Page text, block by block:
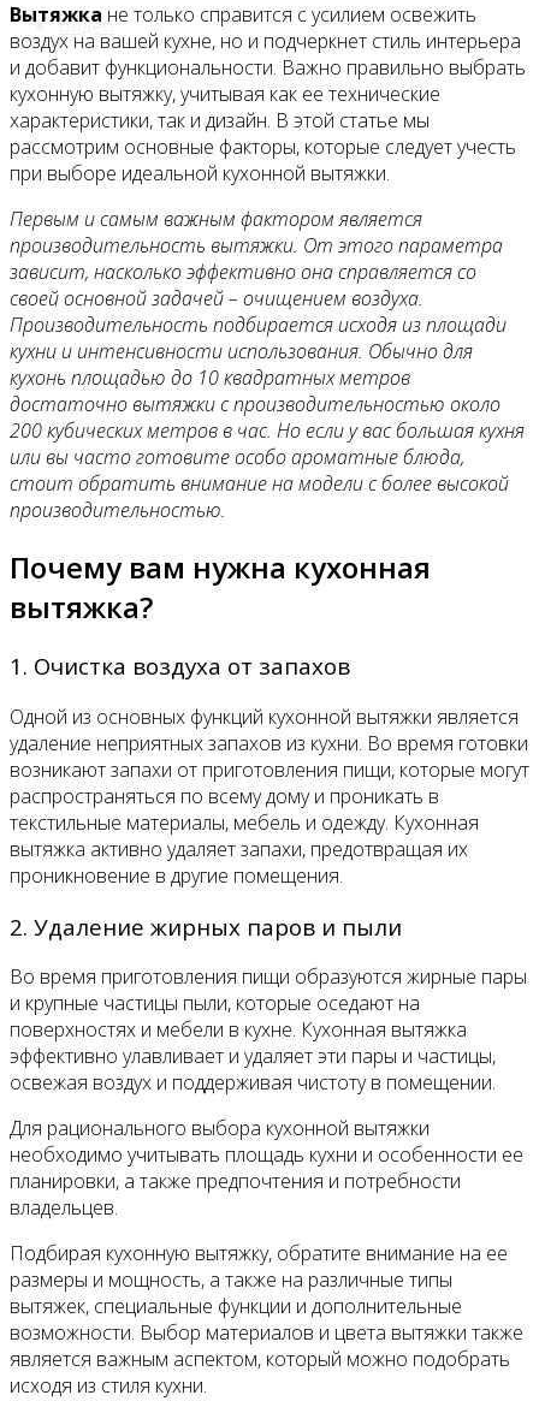
Видео
Вытяжка не только справится с усилием освежить
воздух на вашей кухне, но и подчеркнет стиль интерьера
и добавит функциональности. Важно правильно выбрать
кухонную вытяжку, учитывая как ее технические
характеристики, так и дизайн. В этой статье мы
рассмотрим основные факторы, которые следует учесть
при выборе идеальной кухонной вытяжки.
Первым и самым важным фактором является
производительность вытяжки. От этого параметра
зависит, насколько эффективно она справляется со
своей основной задачей – очищением воздуха.
Производительность подбирается исходя из площади
кухни и интенсивности использования. Обычно для
кухонь площадью до 10 квадратных метров
достаточно вытяжки с производительностью около
200 кубических метров в час. Но если у вас большая кухня
или вы часто готовите особо ароматные блюда,
стоит обратить внимание на модели с более высокой
производительностью.
Почему вам нужна кухонная
вытяжка?
1. Очистка воздуха от запахов
Одной из основных функций кухонной вытяжки является
удаление неприятных запахов из кухни. Во время готовки
возникают запахи от приготовления пищи, которые могут
распространяться по всему дому и проникать в
текстильные материалы, мебель и одежду. Кухонная
вытяжка активно удаляет запахи, предотвращая их
проникновение в другие помещения.
2. Удаление жирных паров и пыли
Во время приготовления пищи образуются жирные пары
и крупные частицы пыли, которые оседают на
поверхностях и мебели в кухне. Кухонная вытяжка
эффективно улавливает и удаляет эти пары и частицы,
освежая воздух и поддерживая чистоту в помещении.
Для рационального выбора кухонной вытяжки
необходимо учитывать площадь кухни и особенности ее
планировки, а также предпочтения и потребности
владельцев.
Подбирая кухонную вытяжку, обратите внимание на ее
размеры и мощность, а также на различные типы
вытяжек, специальные функции и дополнительные
возможности. Выбор материалов и цвета вытяжки также
является важным аспектом, который можно подобрать
исходя из стиля кухни.